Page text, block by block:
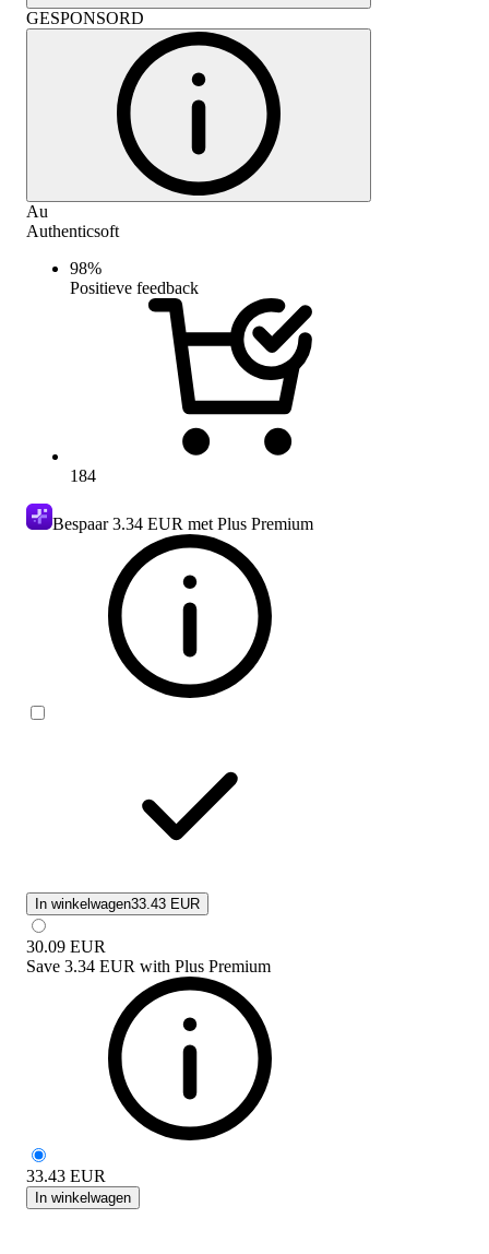
GESPONSORD
Au
Authenticsoft
98%
Positieve feedback
184
Bespaar3.34 EUR met Plus Premium
In winkelwagen33.43 EUR
30.09 EUR
Save 3.34 EUR with Plus Premium
33.43 EUR
In winkelwagen